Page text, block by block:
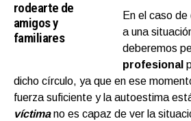
rodearte de
amigos y
familiares
En el caso
a una
deberemos
profesional
dicho círculo, ya que en ese
fuerza suficiente y la autoestima
víctima no es capaz de ver la